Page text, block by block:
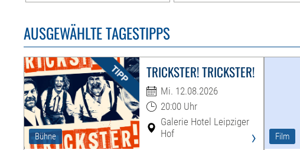
AUSGEWÄHLTE TAGESTIPPS
Bühne
TRICKSTER! TRICKSTER!
Mi. 12.08.2026
20:00 Uhr
Galerie Hotel Leipziger
Hof
› Film